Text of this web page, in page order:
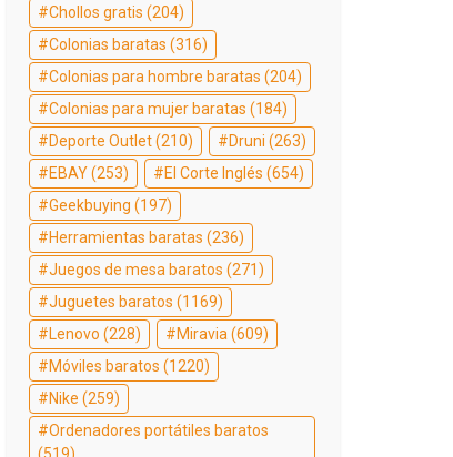
Chollos gratis (204)
Colonias baratas (316)
Colonias para hombre baratas (204)
Colonias para mujer baratas (184)
Deporte Outlet(210) Druni (263)
EBAY(253) El Corte Inglés (654)
Geekbuying (197)
Herramientas baratas (236)
Juegos de mesa baratos (271)
Juguetes baratos (1169)
Lenovo (228) Miravia (609)
Móviles baratos (1220)
Nike (259)
Ordenadores portátiles baratos